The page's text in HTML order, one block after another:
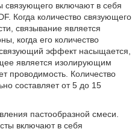
включают в себя
Когда количество связующего
связывание является
когда его количество
эффект насыщается,
является изолирующим
проводимость. Количество
составляет от 5 до 15
пастообразной смеси.
включают в себя